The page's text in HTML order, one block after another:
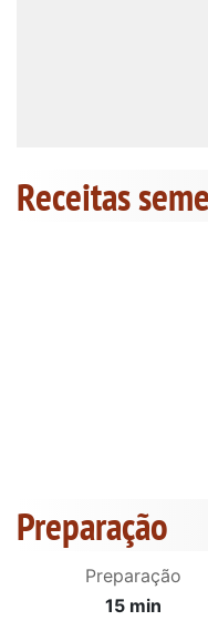
Receitas
Preparação
Preparação
15 min